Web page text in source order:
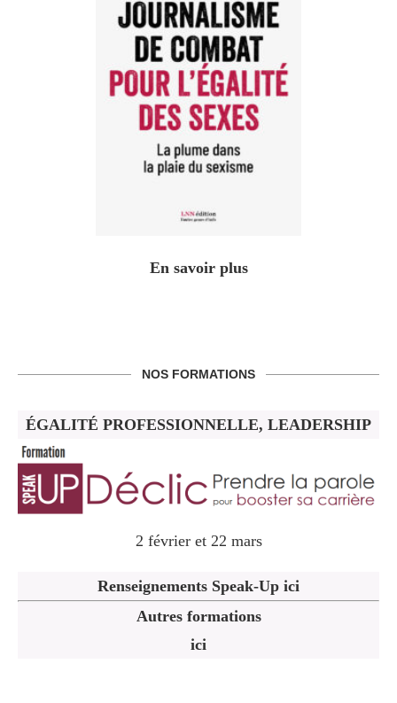
En savoir plus
NOS FORMATIONS
ÉGALITÉ PROFESSIONNELLE, LEADERSHIP
2 février et 22 mars
Renseignements Speak-Up ici
Autres formations
ici